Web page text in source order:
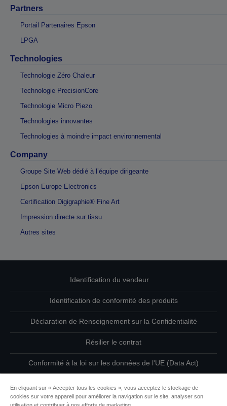
Partners
Portail Partenaires Epson
LPGA
Technologies
Technologie Zéro Chaleur
Technologie PrecisionCore
Technologie Micro Piezo
Technologies innovantes
Technologies à moindre impact environnemental
Company
Groupe Site Web dédié à l’équipe dirigeante
Epson Europe Electronics
Certification Digigraphie® Fine Art
Impression directe sur tissu
Autres sites
Identification du vendeur
Identification de conformité des produits
Déclaration de Renseignement sur la Confidentialité
Résilier le contrat
Conformité à la loi sur les données de l'UE (Data Act)
En cliquant sur « Accepter tous les cookies », vous acceptez le stockage de
cookies sur votre appareil pour améliorer la navigation sur le site, analyser son